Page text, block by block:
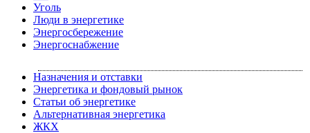
Уголь
Люди в энергетике
Энергосбережение
Энергоснабжение
Назначения и отставки
Энергетика и фондовый рынок
Статьи об энергетике
Альтернативная энергетика
ЖКХ